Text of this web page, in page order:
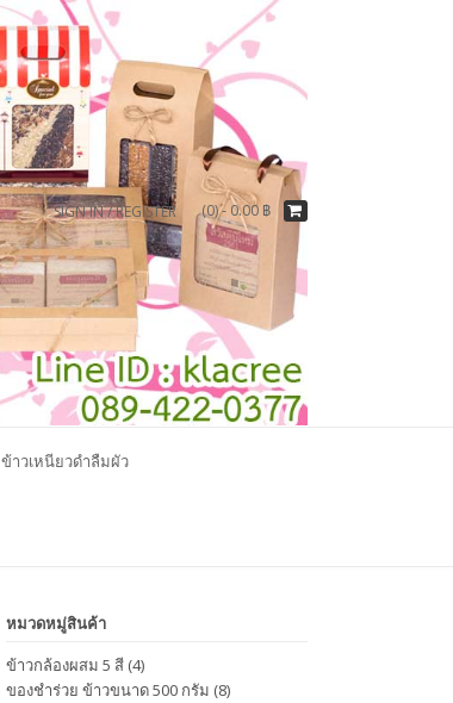
SIGN IN / REGISTER (0) - 0.00 ฿
ข้าวเหนียวดำลืมผัว
หมวดหมู่สินค้า
ข้าวกล้องผสม 5 สี (4)
ของชำร่วย ข้าวขนาด 500 กรัม (8)